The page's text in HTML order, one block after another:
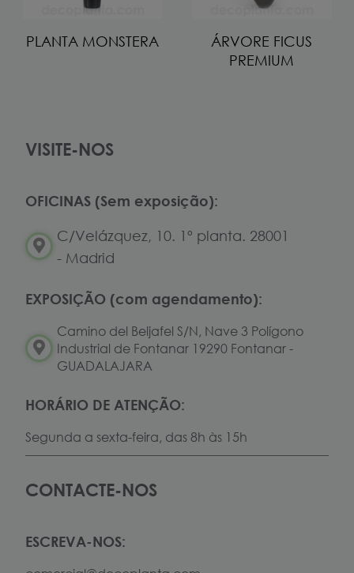
PLANTA MONSTERA
ÁRVORE FICUS
PREMIUM
VISITE-NOS
OFICINAS (Sem exposição):
C/Velázquez, 10. 1º planta. 28001
- Madrid
EXPOSIÇÃO (com agendamento):
Camino del Beljafel S/N, Nave 3 Polígono
Industrial de Fontanar 19290 Fontanar -
GUADALAJARA
HORÁRIO DE ATENÇÃO:
Segunda a sexta-feira, das 8h às 15h
CONTACTE-NOS
ESCREVA-NOS: